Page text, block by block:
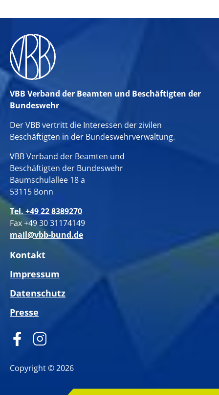
VBB Verband der Beamten und Beschäftigten der
Bundeswehr
Der VBB vertritt die Interessen der zivilen
Beschäftigten in der Bundeswehrverwaltung.
VBB Verband der Beamten und
Beschäftigten der Bundeswehr
Baumschulallee 18 a
53115 Bonn
Tel. +49 22 8389270
Fax +49 30 31174149
mail@vbb-bund.de
Kontakt
Impressum
Datenschutz
Presse
Copyright © 2026